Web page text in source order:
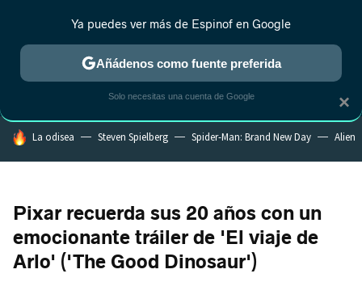
ESTRENOS REALITY ANIME RANKINGS CINE
HOY SE HABLA DE
La odisea Steven Spielberg Spider-Man: Brand New Day Alien
Pixar recuerda sus 20 años con un
emocionante tráiler de 'El viaje de
Arlo' ('The Good Dinosaur')
×
Ya puedes ver más de Espinof en Google
Añádenos como fuente preferida
Solo necesitas una cuenta de Google